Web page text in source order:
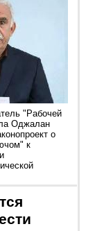
"Рабочей
Оджалан
о
к